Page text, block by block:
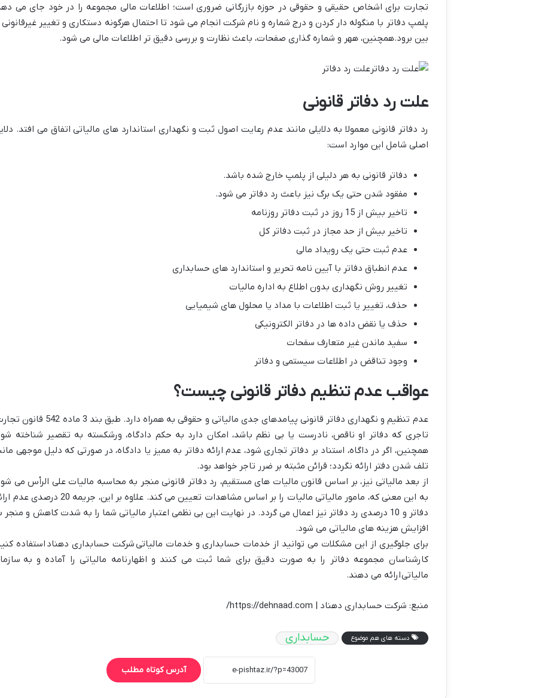
تجارت برای اشخاص حقیقی و حقوقی در حوزه بازرگانی ضروری است؛ اطلاعات مالی مجموعه را در خود جای می
پلمپ دفاتر با منگوله دار کردن و درج شماره و نام شرکت انجام می شود تا احتمال هرگونه دستکاری و تغییر غیرقانونی
بین برود.همچنین، ههر و شماره گذاری صفحات، باعث نظارت و بررسی دقیق تر اطلاعات مالی می شود.
علت رد دفاتر
علت رد دفاتر قانونی
رد دفاتر قانونی معمولا به دلایلی مانند عدم رعایت اصول ثبت و نگهداری استاندارد های مالیاتی اتفاق می افتد.
اصلی شامل این موارد است:
دفاتر قانونی به هر دلیلی از پلمپ خارج شده باشد.
مفقود شدن حتی یک برگ نیز باعث رد دفاتر می شود.
تاخیر بیش از 15 روز در ثبت دفاتر روزنامه
تاخیر بیش از حد مجاز در ثبت دفاتر کل
عدم ثبت حتی یک رویداد مالی
عدم انطباق دفاتر با آیین نامه تحریر و استاندارد های حسابداری
تغییر روش نگهداری بدون اطلاع به اداره مالیات
حذف، تغییر یا ثبت اطلاعات با مداد یا محلول های شیمیایی
حذف یا نقض داده ها در دفاتر الکترونیکی
سفید ماندن غیر متعارف سفحات
وجود تناقض در اطلاعات سیستمی و دفاتر
عواقب عدم تنظیم دفاتر قانونی چیست؟
عدم تنظیم و نگهداری دفاتر قانونی پیامدهای جدی مالیاتی و حقوقی به همراه دارد. طبق بند 3
تاجری که دفاتر او ناقص، نادرست یا بی نظم باشد، امکان دارد به حکم دادگاه، ورشکسته به تقصیر شناخته
همچنین، اگر در داگاه، استناد بر دفاتر تجاری شود، عدم ارائه دفاتر به ممیز یا دادگاه، در صورتی که دلیل موجهی
تلف شدن دفتر ارائه نگردد؛ قرائن مثبته بر ضرر تاجر خواهد بود.
از بعد مالیاتی نیز، بر اساس قانون مالیات های مستقیم، رد دفاتر قانونی منجر به محاسبه مالیات علی الرأس می
به این معنی که، مامور مالیاتی مالیات را بر اساس مشاهدات تعیین می کند. علاوه بر این، جریمه 20
دفاتر و 10 درصدی رد دفاتر نیز اعمال می گردد. در نهایت این بی نظمی اعتبار مالیاتی شما را به شدت کاهش و منجر
افزایش هزینه های مالیاتی می شود.
برای جلوگیری از این مشکلات می توانید از خدمات حسابداری و خدمات مالیاتیشرکت حسابداری دهناداستفاده
کارشناسان مجموعه دفاتر را به صورت دقیق برای شما ثبت می کنند و اظهارنامه مالیاتی را آماده و به
مالیاتیارائه می دهند.
منبع: شرکت حسابداری دهناد | https://dehnaad.com/
دسته های هم موضوع حسابداری
آدرس کوتاه مطلب